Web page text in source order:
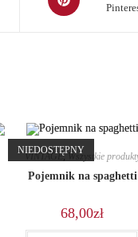
in
NIEDOSTĘPNY
VINTAGE,Wszystkie
Pojemnik na spaghetti
68,00zł